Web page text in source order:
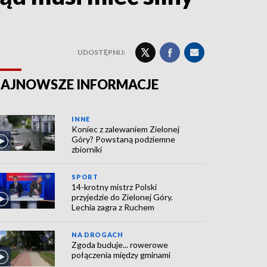
UDOSTĘPNIJ:
INFORMACJE
INNE
Koniec z zalewaniem Zielonej
Góry? Powstaną podziemne
zbiorniki
SPORT
14-krotny mistrz Polski
przyjedzie do Zielonej Góry.
Lechia zagra z Ruchem
NA DROGACH
Zgoda buduje... rowerowe
połączenia między gminami